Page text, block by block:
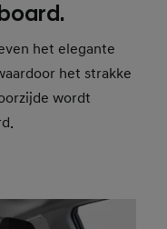
het elegante
het strakke
wordt